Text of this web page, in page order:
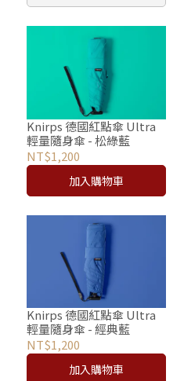
Knirps 德國紅點傘 Ultra
輕量隨身傘 - 松綠藍
NT$1,200
加入購物車
Knirps 德國紅點傘 Ultra
輕量隨身傘 - 經典藍
NT$1,200
加入購物車